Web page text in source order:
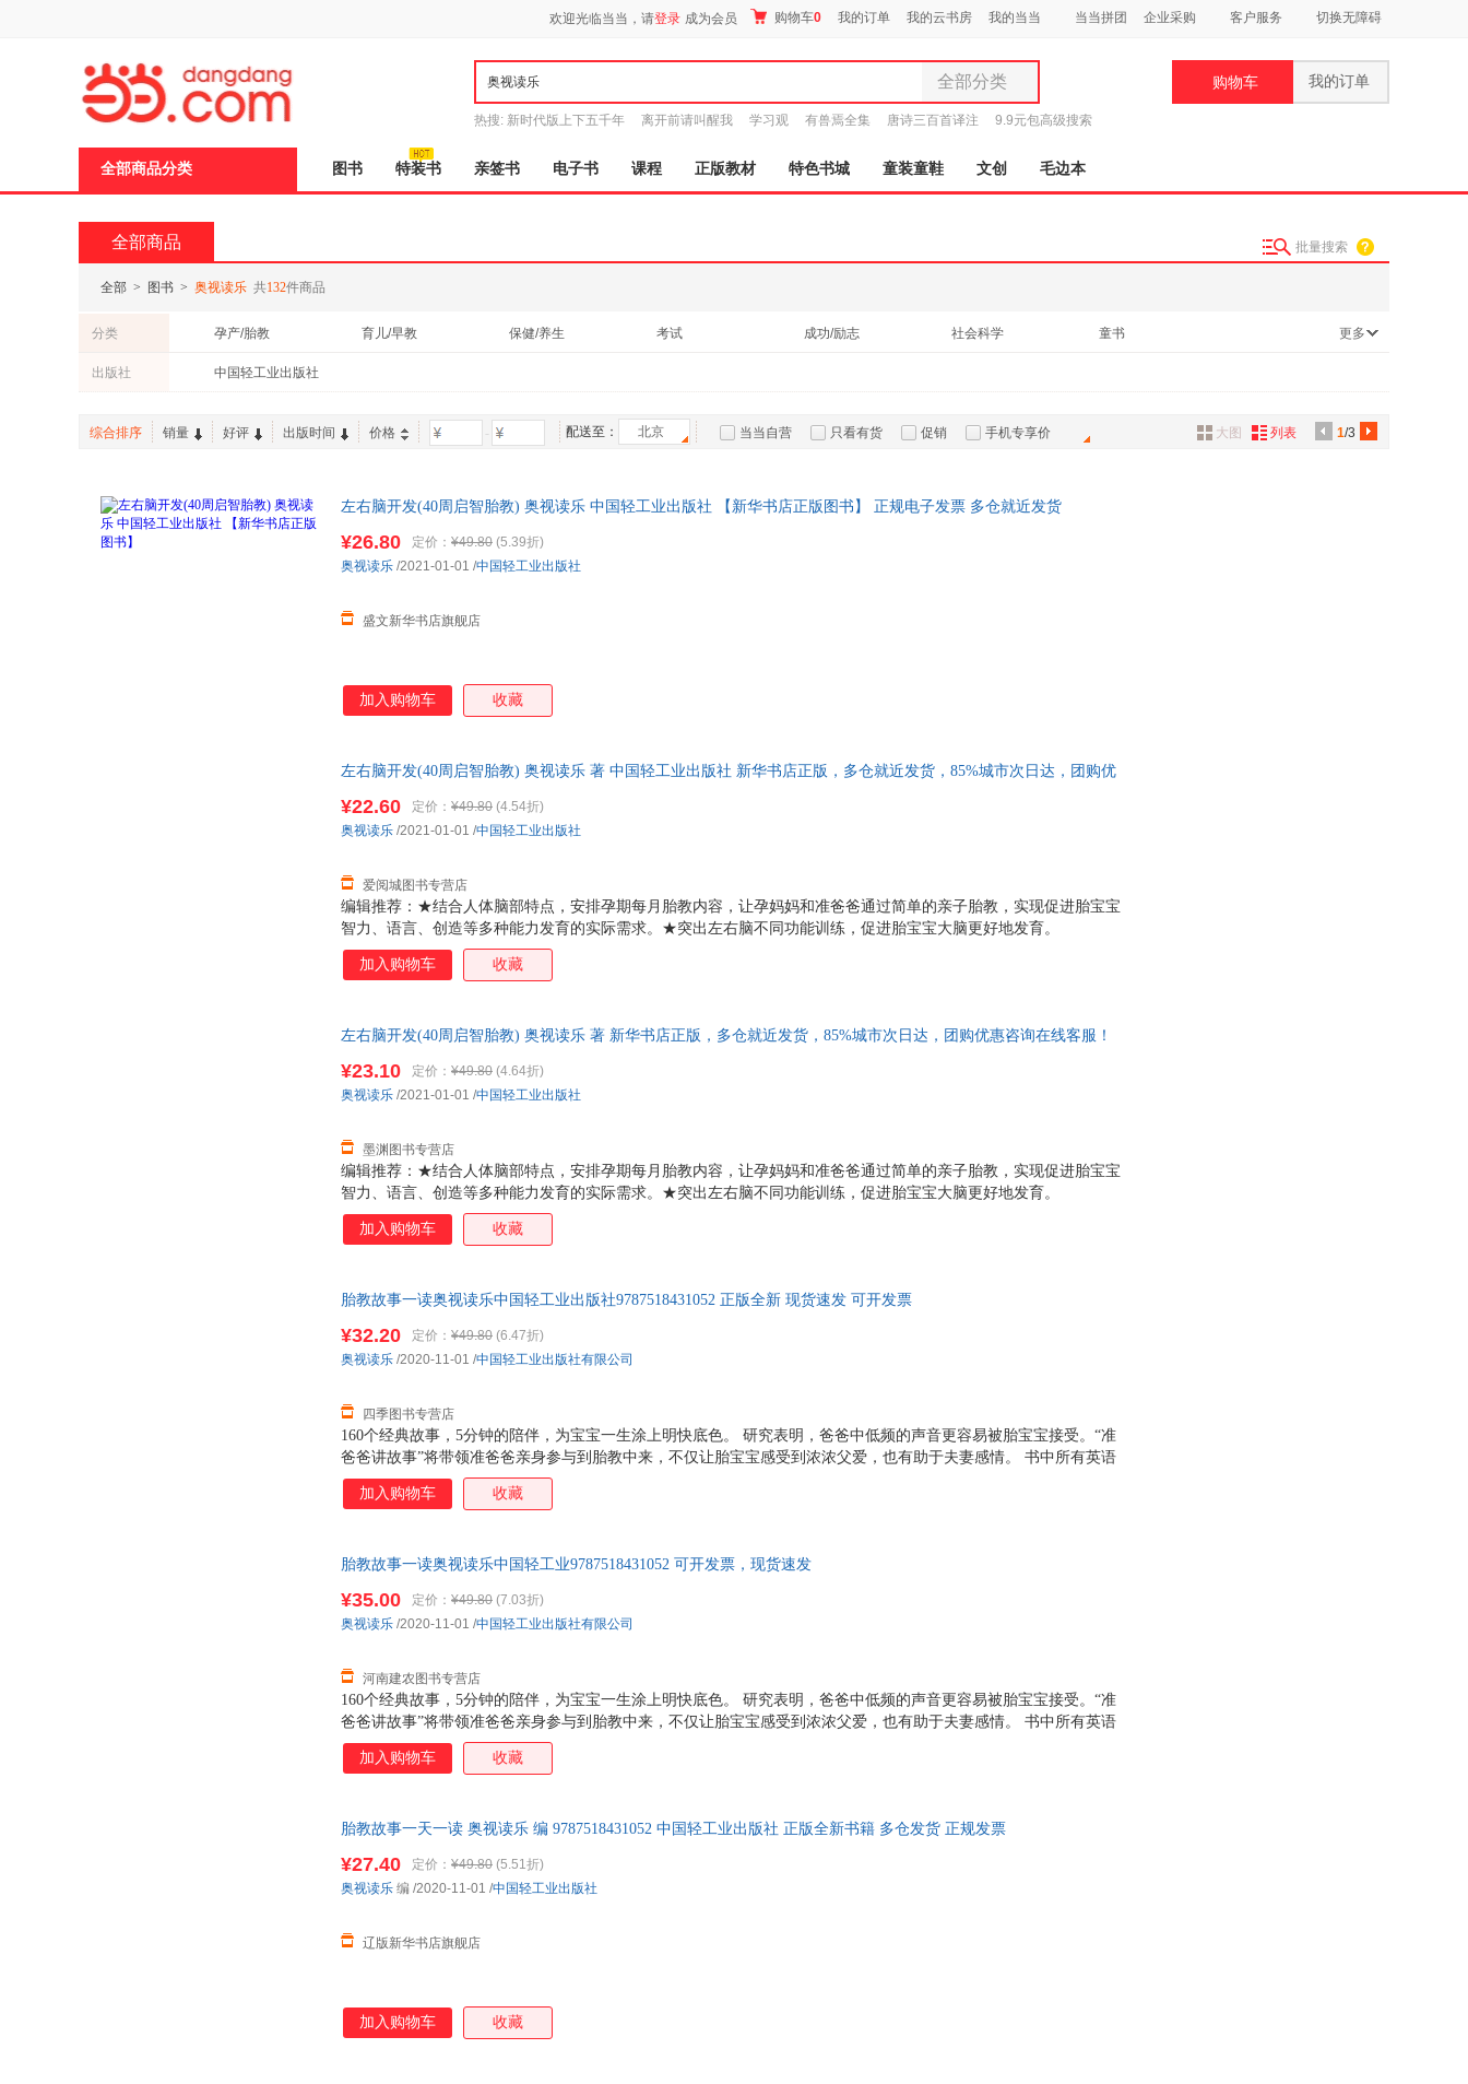
欢迎光临当当，请登录 成为会员 购物车0 我的订单 我的云书房 我的当当 当当拼团 企业采购 客户服务 切换无障碍
全部分类
全部分类
图书
电子书
玩具
家具装饰
箱包皮具
热搜: 新时代版上下五千年 离开前请叫醒我 学习观 有兽焉全集 唐诗三百首译注
9.9元包高级搜索
购物车 我的订单
全部商品分类 图书 特装书 亲签书 电子书 课程 正版教材 特色书城 童装童鞋 文创 毛边本
全部商品 批量搜索
全部 > 图书 > 奥视读乐 共132件商品
分类 孕产/胎教 育儿/早教 保健/养生 考试 成功/励志 社会科学
童书
科普读物
更多
出版社 中国轻工业出版社
综合排序 销量 好评 出版时间 价格 - 配送至： 北京 当当自营 只看有货 促销 手机专享价 1/3
大图 列表
左右脑开发(40周启智胎教) 奥视读乐 中国轻工业出版社 【新华书店正版图书】 正规电子发票 多仓就近发货
¥26.80 定价： ¥49.80 (5.39折)
盛文新华书店旗舰店
奥视读乐 /2021-01-01 /中国轻工业出版社
加入购物车 收藏
左右脑开发(40周启智胎教) 奥视读乐 著 中国轻工业出版社 新华书店正版，多仓就近发货，85%城市次日达，团购优
编辑推荐：★结合人体脑部特点，安排孕期每月胎教内容，让孕妈妈和准爸爸通过简单的亲子胎教，实现促进胎宝宝
智力、语言、创造等多种能力发育的实际需求。★突出左右脑不同功能训练，促进胎宝宝大脑更好地发育。
¥22.60 定价： ¥49.80 (4.54折)
爱阅城图书专营店
奥视读乐 /2021-01-01 /中国轻工业出版社
加入购物车 收藏
左右脑开发(40周启智胎教) 奥视读乐 著 新华书店正版，多仓就近发货，85%城市次日达，团购优惠咨询在线客服！
编辑推荐：★结合人体脑部特点，安排孕期每月胎教内容，让孕妈妈和准爸爸通过简单的亲子胎教，实现促进胎宝宝
智力、语言、创造等多种能力发育的实际需求。★突出左右脑不同功能训练，促进胎宝宝大脑更好地发育。
¥23.10 定价： ¥49.80 (4.64折)
墨渊图书专营店
奥视读乐 /2021-01-01 /中国轻工业出版社
加入购物车 收藏
胎教故事一读奥视读乐中国轻工业出版社9787518431052 正版全新 现货速发 可开发票
160个经典故事，5分钟的陪伴，为宝宝一生涂上明快底色。 研究表明，爸爸中低频的声音更容易被胎宝宝接受。“准
爸爸讲故事”将带领准爸爸亲身参与到胎教中来，不仅让胎宝宝感受到浓浓父爱，也有助于夫妻感情。 书中所有英语
故事、英语儿歌均有音频二维码，纯正发音，助力孕妈妈开展语言胎教！ 每一个胎教故事均巧妙融入了大脑开发素
材，于潜移默化中胎宝宝全脑开发。 每周提示胎宝宝和孕变化，让孕妈妈心中有数，更有针对地开展胎教、呵护自己
¥32.20 定价： ¥49.80 (6.47折)
四季图书专营店
奥视读乐 /2020-11-01 /中国轻工业出版社有限公司
加入购物车 收藏
胎教故事一读奥视读乐中国轻工业9787518431052 可开发票，现货速发
160个经典故事，5分钟的陪伴，为宝宝一生涂上明快底色。 研究表明，爸爸中低频的声音更容易被胎宝宝接受。“准
爸爸讲故事”将带领准爸爸亲身参与到胎教中来，不仅让胎宝宝感受到浓浓父爱，也有助于夫妻感情。 书中所有英语
故事、英语儿歌均有音频二维码，纯正发音，助力孕妈妈开展语言胎教！ 每一个胎教故事均巧妙融入了大脑开发素
材，于潜移默化中胎宝宝全脑开发。 每周提示胎宝宝和孕变化，让孕妈妈心中有数，更有针对地开展胎教、呵护自己
¥35.00 定价： ¥49.80 (7.03折)
河南建农图书专营店
奥视读乐 /2020-11-01 /中国轻工业出版社有限公司
加入购物车 收藏
胎教故事一天一读 奥视读乐 编 9787518431052 中国轻工业出版社 正版全新书籍 多仓发货 正规发票
¥27.40 定价： ¥49.80 (5.51折)
辽版新华书店旗舰店
奥视读乐 编 /2020-11-01 /中国轻工业出版社
加入购物车 收藏
页